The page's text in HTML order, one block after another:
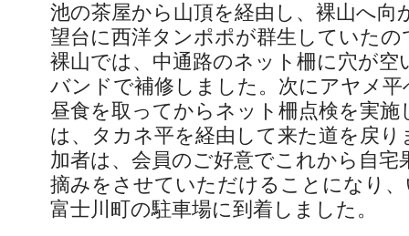
池の茶屋から山頂を経由し、裸山へ向
望台に西洋タンポポが群生していた
裸山では、中通路のネット柵に穴が空
バンドで補修しました。次にアヤメ
昼食を取ってからネット柵点検を実施
は、タカネ平を経由して来た道を戻り
加者は、会員のご好意でこれから自宅
摘みをさせていただけることになり
富士川町の駐車場に到着しました。